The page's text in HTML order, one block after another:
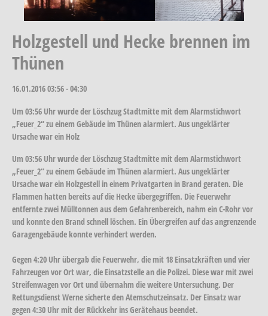
Holzgestell und Hecke brennen im
Thünen
16.01.201603:56 - 04:30
Um 03:56 Uhr wurde der Löschzug Stadtmitte mit dem Alarmstichwort
„Feuer_2“ zu einem Gebäude im Thünen alarmiert. Aus ungeklärter
Ursache war ein Holz
Um 03:56 Uhr wurde der Löschzug Stadtmitte mit dem Alarmstichwort
„Feuer_2“ zu einem Gebäude im Thünen alarmiert. Aus ungeklärter
Ursache war ein Holzgestell in einem Privatgarten in Brand geraten. Die
Flammen hatten bereits auf die Hecke übergegriffen. Die Feuerwehr
entfernte zwei Mülltonnen aus dem Gefahrenbereich, nahm ein C-Rohr vor
und konnte den Brand schnell löschen. Ein Übergreifen auf das angrenzende
Garagengebäude konnte verhindert werden.
Gegen 4:20 Uhr übergab die Feuerwehr, die mit 18 Einsatzkräften und vier
Fahrzeugen vor Ort war, die Einsatzstelle an die Polizei. Diese war mit zwei
Streifenwagen vor Ort und übernahm die weitere Untersuchung. Der
Rettungsdienst Werne sicherte den Atemschutzeinsatz. Der Einsatz war
gegen 4:30 Uhr mit der Rückkehr ins Gerätehaus beendet.